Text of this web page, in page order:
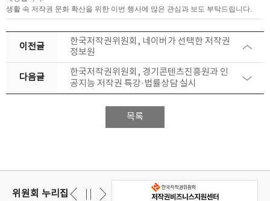
생활 속 저작권 문화 확산을 위한 이번 행사에 많은 관심과 보도 부탁드립니다.
이전글
한국저작권위원회, 네이버가 선택한 저작권
정보원
다음글
한국저작권위원회, 경기콘텐츠진흥원과 인
공지능 저작권 특강·법률상담 실시
목록
위원회 누리집